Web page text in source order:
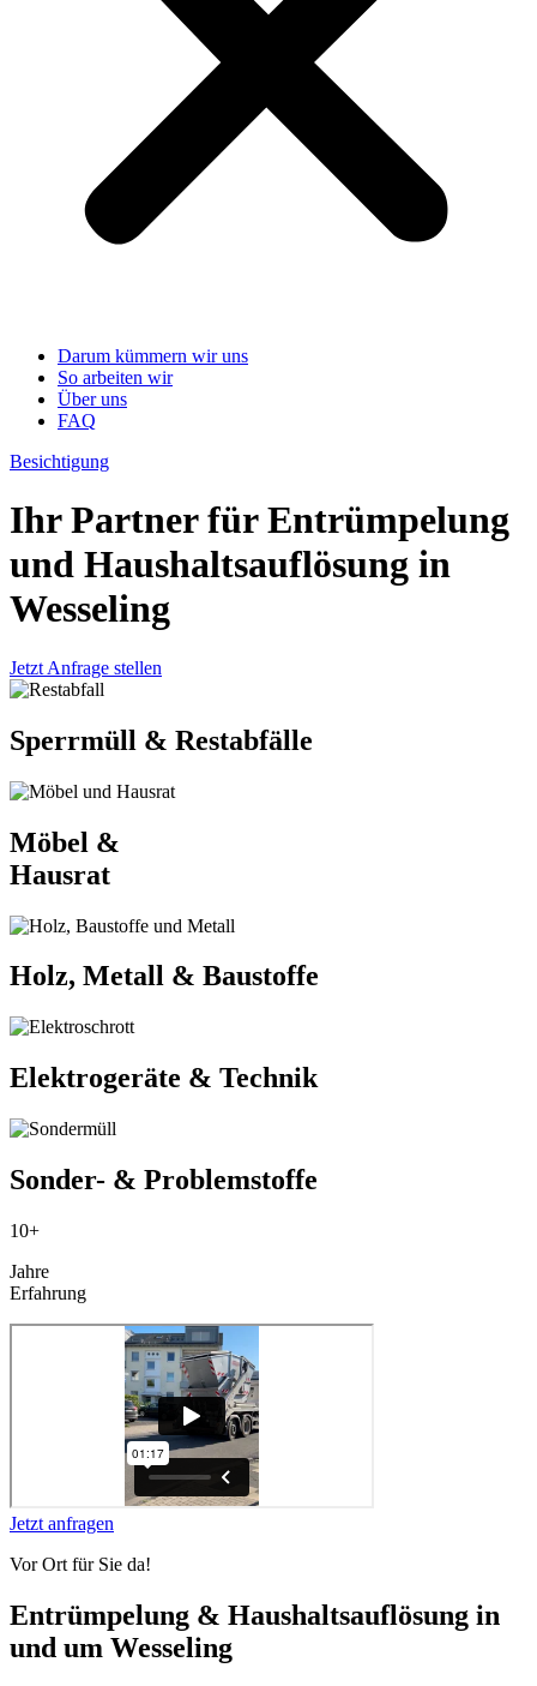
Darum kümmern wir uns
So arbeiten wir
Über uns
FAQ
Besichtigung
Ihr Partner für Entrümpelung
und Haushaltsauflösung in
Wesseling
Jetzt Anfrage stellen
Sperrmüll & Restabfälle
Möbel &
Hausrat
Holz, Metall & Baustoffe
Elektrogeräte & Technik
Sonder- & Problemstoffe
10+
Jahre
Erfahrung
Jetzt anfragen
Vor Ort für Sie da!
Entrümpelung & Haushaltsauflösung in
und um Wesseling